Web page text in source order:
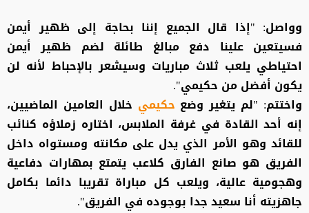
وواصل: "إذا قال الجميع إننا بحاجة إلى ظهير أيمن
فسيتعين علينا دفع مبالغ طائلة لضم ظهير أيمن
احتياطي يلعب ثلاث مباريات وسيشعر بالإحباط لأنه لن
يكون أفضل من حكيمي".
واختتم: "لم يتغير وضع حكيمي خلال العامين الماضيين،
إنه أحد القادة في غرفة الملابس، اختاره زملاؤه كنائب
للقائد وهو الأمر الذي يدل على مكانته ومستواه داخل
الفريق هو صانع الفارق كلاعب يتمتع بمهارات دفاعية
وهجومية عالية، ويلعب كل مباراة تقريبا دائما بكامل
جاهزيته أنا سعيد جدا بوجوده في الفريق".